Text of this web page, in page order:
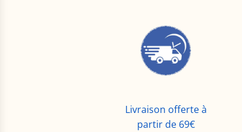
Livraison offerte à
partir de 69€